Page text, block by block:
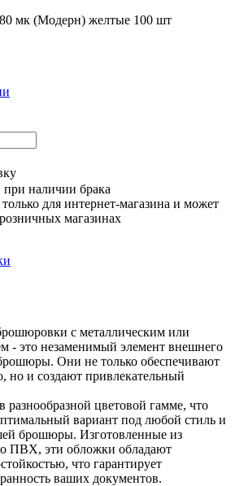
мк (Модерн) желтые 100 шт
при наличии брака
для интернет-магазина и может
магазинах
с металлическим или
- это незаменимый элемент внешнего
Они не только обеспечивают
но и создают привлекательный
цветовой гамме, что
вариант под любой стиль и
брошюры. Изготовленные из
ПВХ, эти обложки обладают
что гарантирует
ваших документов.